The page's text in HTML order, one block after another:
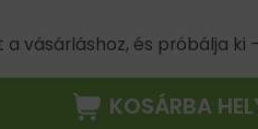
vásárláshoz, és próbálja ki
KOSÁRBA